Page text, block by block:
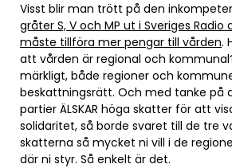
Visst blir man trött på den
gråter S, V och MP ut i Sveriges
måste tillföra mer pengar till vården.
att vården är regional och
märkligt, både regioner och
beskattningsrätt. Och med tanke på
partier ÄLSKAR höga skatter för att
solidaritet, så borde svaret till de tre
skatterna så mycket ni vill i de
där ni styr. Så enkelt är det.